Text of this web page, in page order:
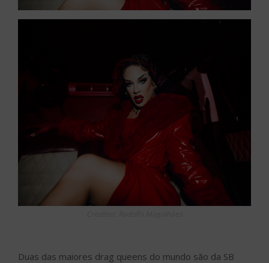
Duas das maiores drag queens do mundo são da SB